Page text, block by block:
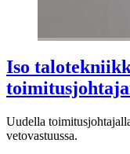
Iso
Uudella
vetovastuussa.